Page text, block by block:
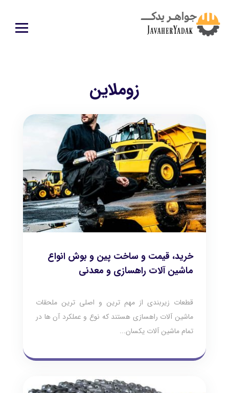
زوملاین
خرید، قیمت و ساخت پین و بوش انواع
ماشین آلات راهسازی و معدنی
قطعات زیربندی از مهم ترین و اصلی ترین ملحقات
ماشین آلات راهسازی هستند که نوع و عملکرد آن ها در
تمام ماشین آلات یکسان...